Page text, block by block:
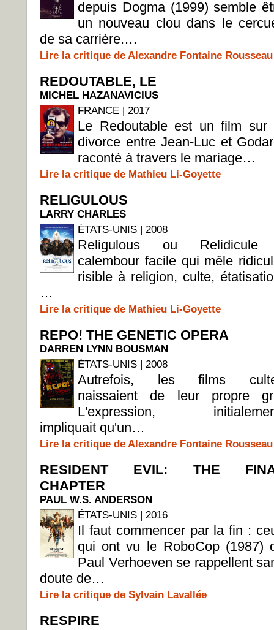
depuis Dogma (1999) semble
un nouveau clou dans le
de sa carrière.…
Lire la critique de Alexandre Fontaine Rousseau
REDOUTABLE, LE
MICHEL HAZANAVICIUS
FRANCE | 2017
Le Redoutable est un film sur
divorce entre Jean-Luc et
raconté à travers le mariage…
Lire la critique de Mathieu Li-Goyette
RELIGULOUS
LARRY CHARLES
ÉTATS-UNIS | 2008
Religulous ou
calembour facile qui mêle
risible à religion, culte,
…
Lire la critique de Mathieu Li-Goyette
REPO! THE GENETIC OPERA
DARREN LYNN BOUSMAN
ÉTATS-UNIS | 2008
Autrefois, les films
naissaient de leur propre
L'expression,
impliquait qu'un…
Lire la critique de Alexandre Fontaine Rousseau
RESIDENT EVIL: THE
CHAPTER
PAUL W.S. ANDERSON
ÉTATS-UNIS | 2016
Il faut commencer par la fin :
qui ont vu le RoboCop (1987)
Paul Verhoeven se rappellent
doute de…
Lire la critique de Sylvain Lavallée
RESPIRE